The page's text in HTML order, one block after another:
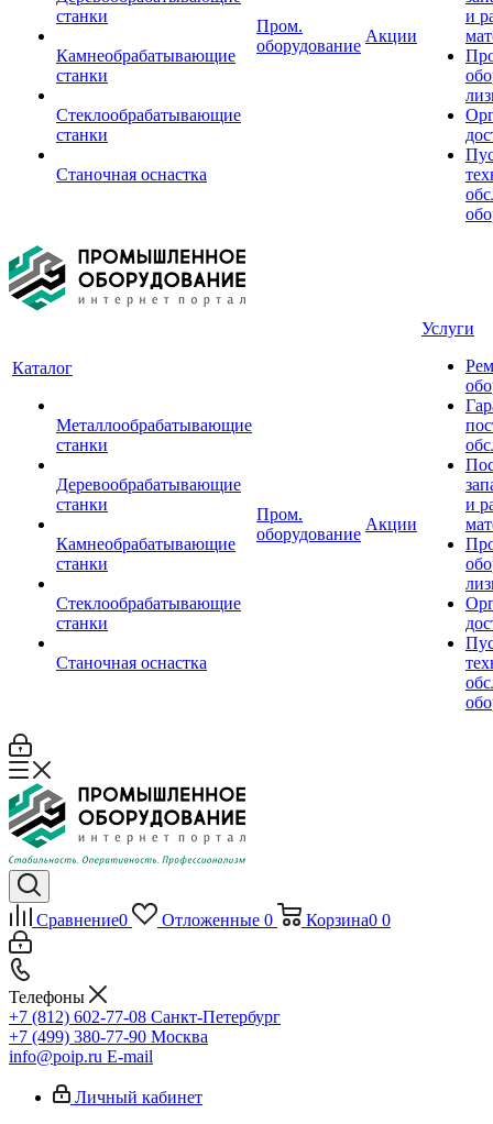
станки
Камнеобрабатывающие
станки
Стеклообрабатывающие
станки
Станочная оснастка
Пром.
оборудование
Акции
и
Каталог
Металлообрабатывающие
станки
Деревообрабатывающие
станки
Камнеобрабатывающие
станки
Стеклообрабатывающие
станки
Станочная оснастка
Пром.
оборудование
Акции
Услуги
и
Сравнение0 Отложенные 0 Корзина0 0
Телефоны
+7 (812) 602-77-08 Санкт-Петербург
+7 (499) 380-77-90 Москва
info@poip.ru E-mail
Личный кабинет